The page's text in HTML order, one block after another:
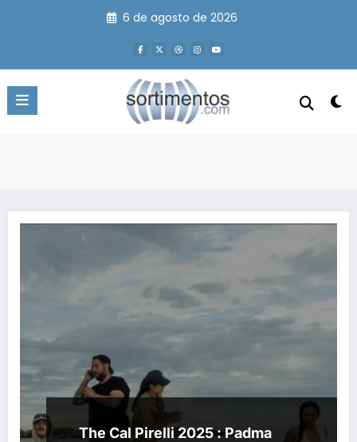
6 de agosto de 2026
The Cal Pirelli 2025 : Padma